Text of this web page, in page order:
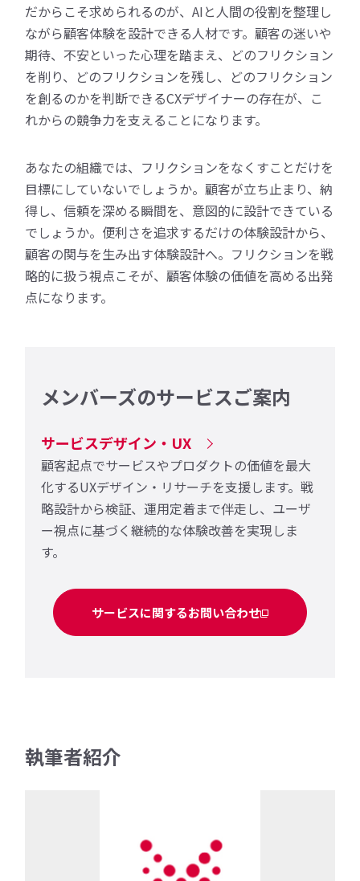
だからこそ求められるのが、AIと人間の役割を整理し
ながら顧客体験を設計できる人材です。顧客の迷いや
期待、不安といった心理を踏まえ、どのフリクション
を削り、どのフリクションを残し、どのフリクション
を創るのかを判断できるCXデザイナーの存在が、こ
れからの競争力を支えることになります。
あなたの組織では、フリクションをなくすことだけを
目標にしていないでしょうか。顧客が立ち止まり、納
得し、信頼を深める瞬間を、意図的に設計できている
でしょうか。便利さを追求するだけの体験設計から、
顧客の関与を生み出す体験設計へ。フリクションを戦
略的に扱う視点こそが、顧客体験の価値を高める出発
点になります。
メンバーズのサービスご案内
サービスデザイン・UX
顧客起点でサービスやプロダクトの価値を最大
化するUXデザイン・リサーチを支援します。戦
略設計から検証、運用定着まで伴走し、ユーザ
ー視点に基づく継続的な体験改善を実現しま
す。
サービスに関するお問い合わせ
執筆者紹介